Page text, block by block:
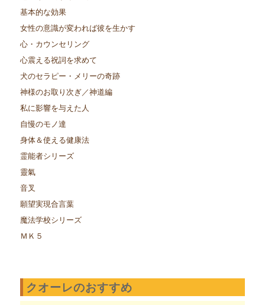
基本的な効果
女性の意識が変われば彼を生かす
心・カウンセリング
心震える祝詞を求めて
犬のセラピー・メリーの奇跡
神様のお取り次ぎ／神道編
私に影響を与えた人
自慢のモノ達
身体＆使える健康法
霊能者シリーズ
靈氣
音叉
願望実現合言葉
魔法学校シリーズ
ＭＫ５
クオーレのおすすめ